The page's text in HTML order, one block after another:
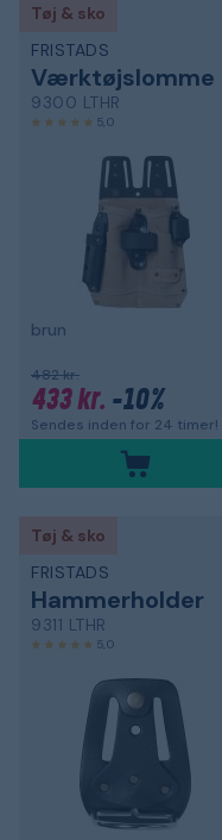
Tøj & sko
FRISTADS
Værktøjslomme
9300 LTHR
5,0
brun
482 kr.
433 kr. -10%
Sendes inden for 24 timer!
Tøj & sko
FRISTADS
Hammerholder
9311 LTHR
5,0